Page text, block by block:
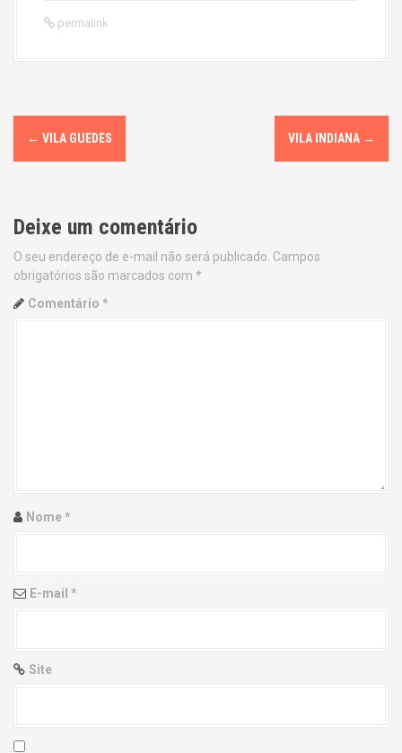
permalink
P
o
t
n
a
i
n
← VILA GUEDES VILA INDIANA →
Deixe um comentário
O seu endereço de e-mail não será publicado. Campos
obrigatórios são marcados com *
Comentário *
Nome*
E-mail *
Site